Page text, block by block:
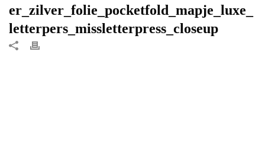
er_zilver_folie_pocketfold_mapje_luxe_
letterpers_missletterpress_closeup